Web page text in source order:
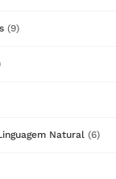
(9)
Natural (6)